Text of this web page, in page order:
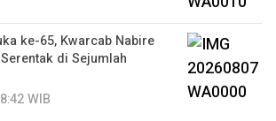
ke-65, Kwarcab Nabire
di Sejumlah
WIB